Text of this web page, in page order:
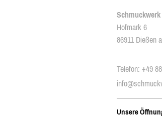
Schmuckwerk
Hofmark 6
86911 Dießen
Telefon: +49
Unsere